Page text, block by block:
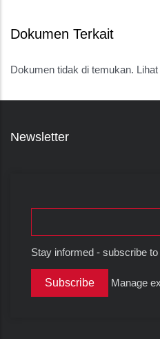
Dokumen Terkait
Dokumen tidak di temukan. Lihat
Newsletter
Stay informed - subscribe
Manage